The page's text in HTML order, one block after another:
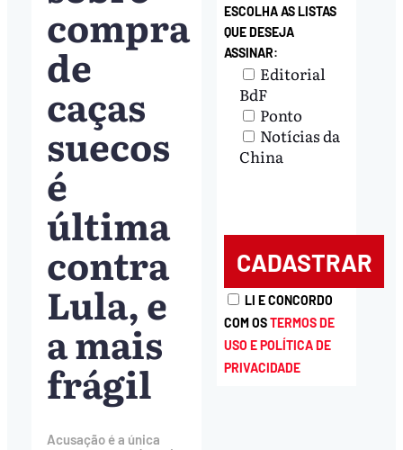
compra
de
caças
suecos
é
última
contra
Lula, e
a mais
frágil
Acusação é a única
ESCOLHA AS LISTAS
QUE DESEJA
ASSINAR:
Editorial
BdF
Ponto
Notícias da
China
LI E CONCORDO
COM OSTERMOS DE
USO E POLÍTICA DE
PRIVACIDADE